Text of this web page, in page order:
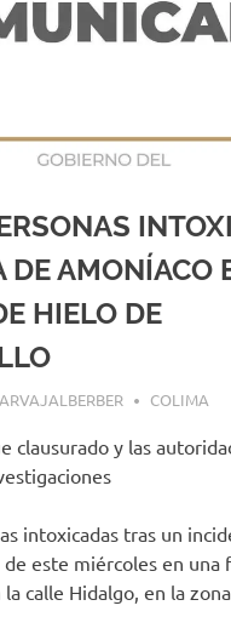
DE AMONÍACO
HIELO DE
COLIMA
clausurado y las
intoxicadas tras un
este miércoles en una
calle Hidalgo, en la